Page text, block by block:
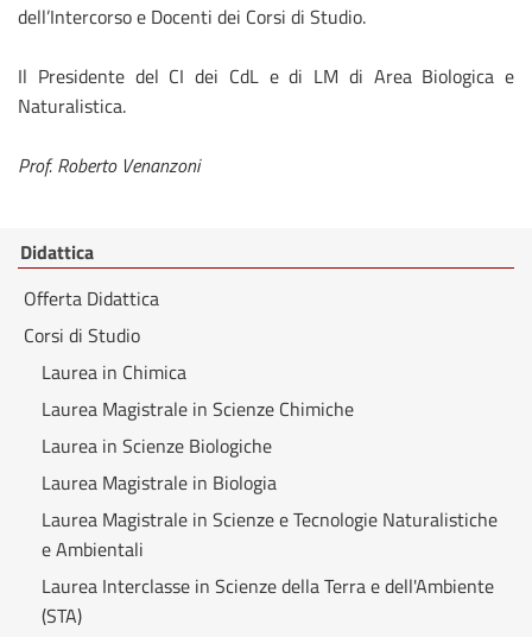
dell’Intercorso e Docenti dei Corsi di Studio.
Il Presidente del CI dei CdL e di LM di Area Biologica e
Naturalistica.
Prof. Roberto Venanzoni
Didattica
Offerta Didattica
Corsi di Studio
Laurea in Chimica
Laurea Magistrale in Scienze Chimiche
Laurea in Scienze Biologiche
Laurea Magistrale in Biologia
Laurea Magistrale in Scienze e Tecnologie Naturalistiche
e Ambientali
Laurea Interclasse in Scienze della Terra e dell'Ambiente
(STA)